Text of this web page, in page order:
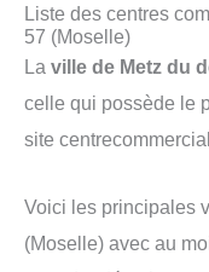
Liste des centres
57 (Moselle)
La ville de Metz du
celle qui possède le
site
Voici les principales
(Moselle) avec au